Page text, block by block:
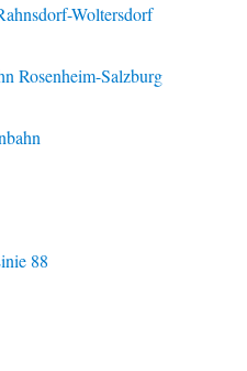
Woltersdorf
Rosenheim-Salzburg
88